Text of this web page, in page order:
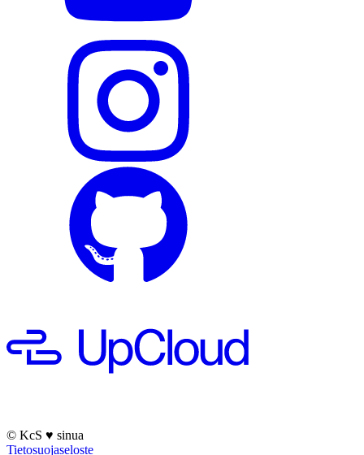
© KcS ♥ sinua
Tietosuojaseloste